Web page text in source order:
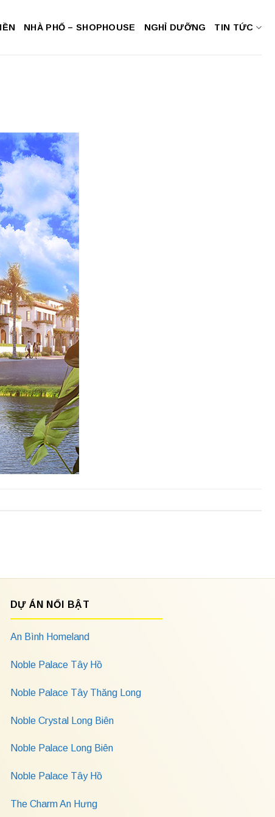
NHÀ PHỐ – SHOPHOUSE NGHỈ DƯỠNG TIN TỨC
DỰ ÁN NỔI BẬT
An Bình Homeland
Noble Palace Tây Hồ
Noble Palace Tây Thăng Long
Noble Crystal Long Biên
Noble Palace Long Biên
Noble Palace Tây Hồ
The Charm An Hưng